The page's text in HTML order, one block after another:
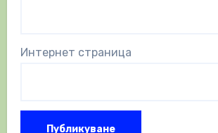
Интернет страница